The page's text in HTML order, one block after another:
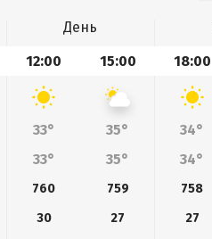
День
12:00 15:00 18:00
33° 35° 34°
33° 35° 34°
760 759 758
30 27 27